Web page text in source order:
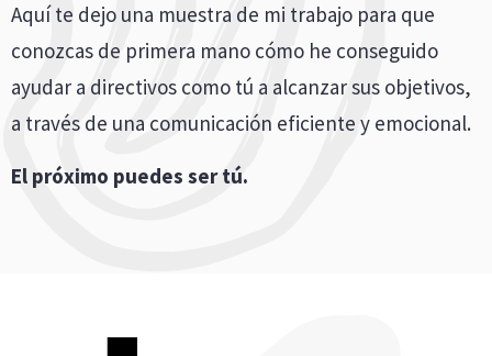
Aquí te dejo una muestra de mi trabajo para que
conozcas de primera mano cómo he conseguido
ayudar a directivos como tú a alcanzar sus objetivos,
a través de una comunicación eficiente y emocional.
El próximo puedes ser tú.